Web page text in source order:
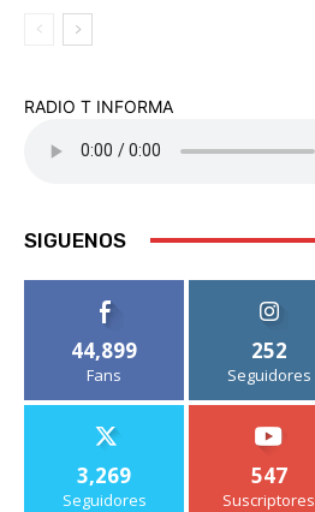
RADIO T INFORMA
SIGUENOS
44,899
Fans
252
Seguidores
3,269
Seguidores
547
Suscriptores